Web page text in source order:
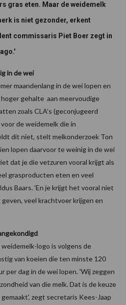
gras eten. Maar de weidemelk
is niet gezonder, erkent
commissaris Piet Boer zegt in
in de wei
maandenlang in de wei lopen en
gehalte aan meervoudige
zoals CLA’s (geconjugeerd
de weidemelk die in
dit niet, stelt melkonderzoek Ton
lopen daarvoor te weinig in de wei
dat je die vetzuren vooral krijgt als
grasproducten eten en veel
Baars. 'En je krijgt het vooral niet
veel krachtvoer krijgen en
logo is volgens de
van koeien die ten minste 120
per dag in de wei lopen. 'Wij zeggen
van die melk. Dat is de keuze
zegt secretaris Kees-Jaap